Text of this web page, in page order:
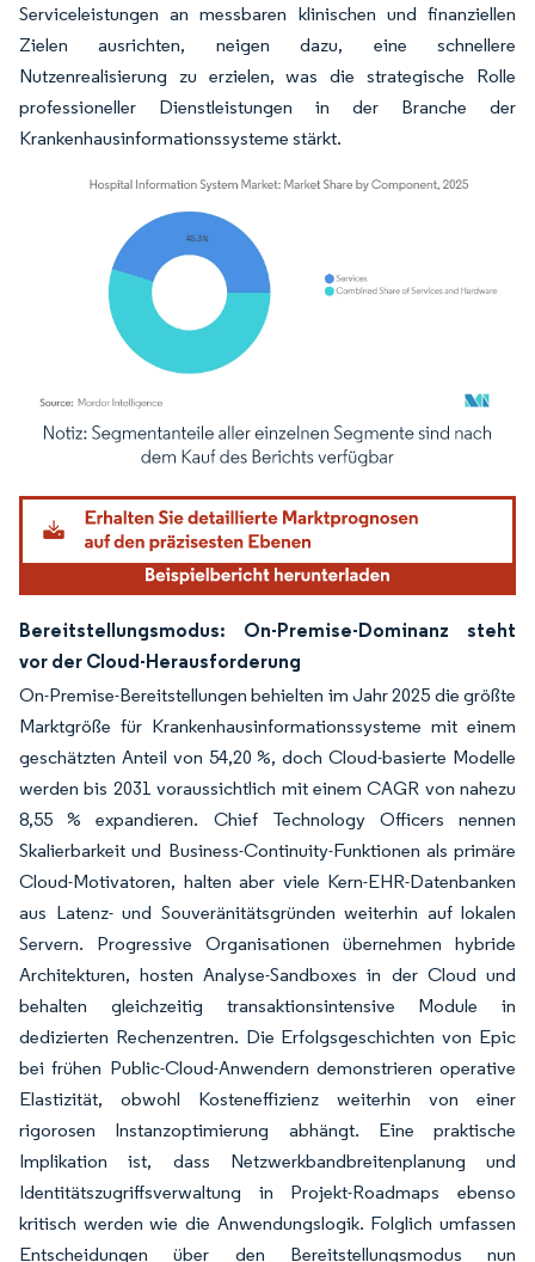
Serviceleistungen an messbaren klinischen und finanziellen
Zielen ausrichten, neigen dazu, eine schnellere
Nutzenrealisierung zu erzielen, was die strategische Rolle
professioneller Dienstleistungen in der Branche der
Krankenhausinformationssysteme stärkt.
Bild © Mordor Intelligence. Wiederverwendung erfordert Namensnennung
Bereitstellungsmodus: On-Premise-Dominanz steht
vor der Cloud-Herausforderung
On-Premise-Bereitstellungen behielten im Jahr 2025 die größte
Marktgröße für Krankenhausinformationssysteme mit einem
geschätzten Anteil von 54,20 %, doch Cloud-basierte Modelle
werden bis 2031 voraussichtlich mit einem CAGR von nahezu
8,55 % expandieren. Chief Technology Officers nennen
Skalierbarkeit und Business-Continuity-Funktionen als primäre
Cloud-Motivatoren, halten aber viele Kern-EHR-Datenbanken
aus Latenz- und Souveränitätsgründen weiterhin auf lokalen
Servern. Progressive Organisationen übernehmen hybride
Architekturen, hosten Analyse-Sandboxes in der Cloud und
behalten gleichzeitig transaktionsintensive Module in
dedizierten Rechenzentren. Die Erfolgsgeschichten von Epic
bei frühen Public-Cloud-Anwendern demonstrieren operative
Elastizität, obwohl Kosteneffizienz weiterhin von einer
rigorosen Instanzoptimierung abhängt. Eine praktische
Implikation ist, dass Netzwerkbandbreitenplanung und
Identitätszugriffsverwaltung in Projekt-Roadmaps ebenso
kritisch werden wie die Anwendungslogik. Folglich umfassen
Entscheidungen über den Bereitstellungsmodus nun